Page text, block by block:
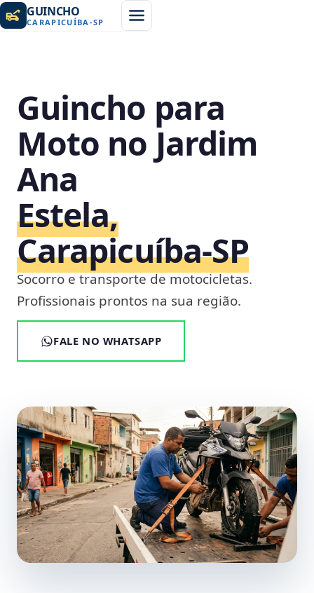
GUINCHO
CARAPICUÍBA -SP
Guincho para
Moto no Jardim
Ana
Estela,
Carapicuíba‑SP
Socorro e transporte de motocicletas.
Profissionais prontos na sua região.
FALE NO WHATSAPP